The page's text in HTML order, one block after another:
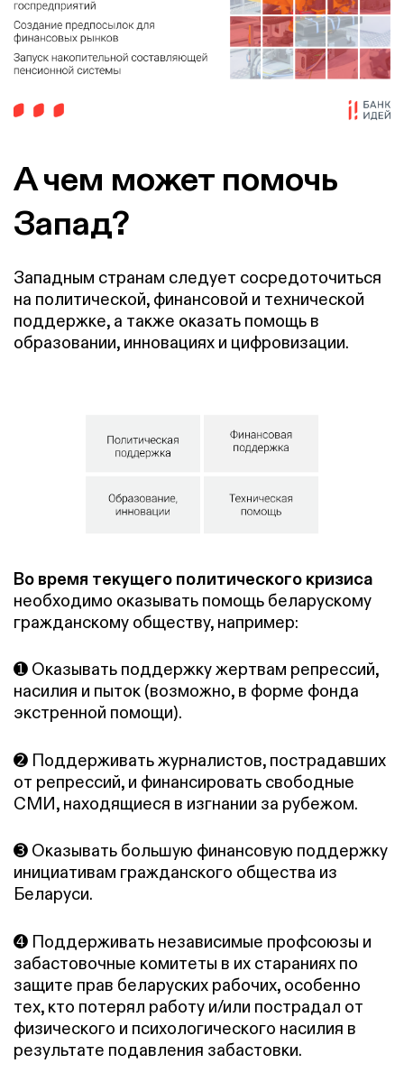
А чем может помочь
Запад?
Западным странам следует сосредоточиться
на политической, финансовой и технической
поддержке, а также оказать помощь в
образовании, инновациях и цифровизации.
Во время текущего политического кризиса
необходимо оказывать помощь беларускому
гражданскому обществу, например:
➊ Оказывать поддержку жертвам репрессий,
насилия и пыток (возможно, в форме фонда
экстренной помощи).
➋ Поддерживать журналистов, пострадавших
от репрессий, и финансировать свободные
СМИ, находящиеся в изгнании за рубежом.
➌ Оказывать большую финансовую поддержку
инициативам гражданского общества из
Беларуси.
➍ Поддерживать независимые профсоюзы и
забастовочные комитеты в их стараниях по
защите прав беларуских рабочих, особенно
тех, кто потерял работу и/или пострадал от
физического и психологического насилия в
результате подавления забастовки.